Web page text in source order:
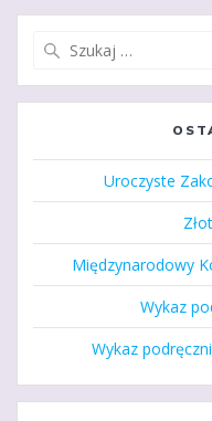
Uroczyste
Międzynarodowy
Wykaz
Wykaz